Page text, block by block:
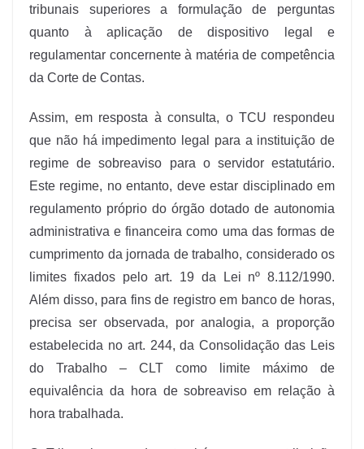
tribunais superiores a formulação de perguntas
quanto à aplicação de dispositivo legal e
regulamentar concernente à matéria de competência
da Corte de Contas.
Assim, em resposta à consulta, o TCU respondeu
que não há impedimento legal para a instituição de
regime de sobreaviso para o servidor estatutário.
Este regime, no entanto, deve estar disciplinado em
regulamento próprio do órgão dotado de autonomia
administrativa e financeira como uma das formas de
cumprimento da jornada de trabalho, considerado os
limites fixados pelo art. 19 da Lei nº 8.112/1990.
Além disso, para fins de registro em banco de horas,
precisa ser observada, por analogia, a proporção
estabelecida no art. 244, da Consolidação das Leis
do Trabalho – CLT como limite máximo de
equivalência da hora de sobreaviso em relação à
hora trabalhada.